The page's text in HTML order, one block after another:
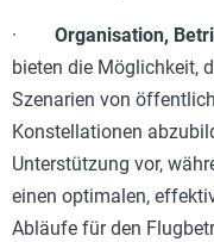
· Organisation,
bieten die Möglichkeit,
Szenarien von
Konstellationen
Unterstützung vor,
einen optimalen,
Abläufe für den